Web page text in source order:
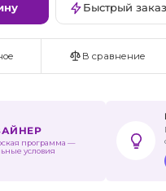
Быстрый заказ
В сравнение
программа —
условия